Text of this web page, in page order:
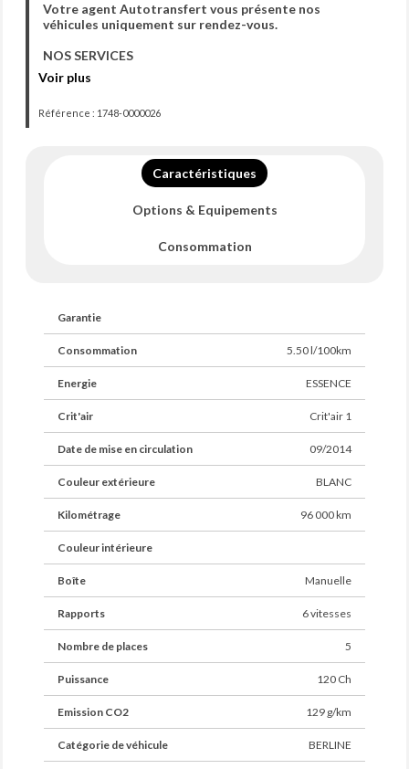
Votre agent Autotransfert vous présente nos
véhicules uniquement sur rendez-vous.
NOS SERVICES
- TOUT NOS VÉHICULES SONT VENDUS AVEC
DANS TOUTE L'UNION EUROPÉENNE
- GARANTIE JUSQU'A 60 MOIS
- VISITE VIRTUELLE
- LIVRAISON DANS TOUTE LA FRANCE
- RAPPORT D'INSPECTION ET CARNET D'ENTRETIEN
SUR NOTRE SITE WEB
Prix hors frais de mise à la route (294 euros ttc)
incluant :
- Gestion admnistrative
- Protection juridique
Des erreurs peuvent se glisser dans nos annonces
Voir plus
Référence : 1748-0000026
Caractéristiques
Options & Equipements
Consommation
Garantie
Consommation 5.50 l/100km
Energie ESSENCE
Crit'air Crit'air 1
Date de mise en circulation 09/2014
Couleur extérieure BLANC
Kilométrage 96 000 km
Couleur intérieure
Boîte Manuelle
Rapports 6 vitesses
Nombre de places 5
Puissance 120 Ch
Emission CO2 129 g/km
Catégorie de véhicule BERLINE